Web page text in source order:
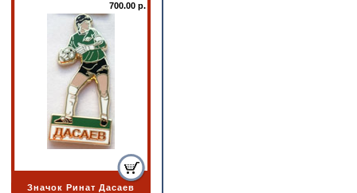
700.00 р.
Значок Ринат Дасаев